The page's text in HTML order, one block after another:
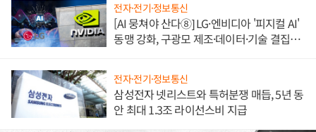
전자·전기·정보통신
[AI 뭉쳐야 산다⑧] LG·엔비디아 '피지컬 AI'
동맹 강화, 구광모 제조·데이터·기술 결집
전자·전기·정보통신
삼성전자 넷리스트와 특허분쟁 매듭, 5년 동
안 최대 1.3조 라이선스비 지급